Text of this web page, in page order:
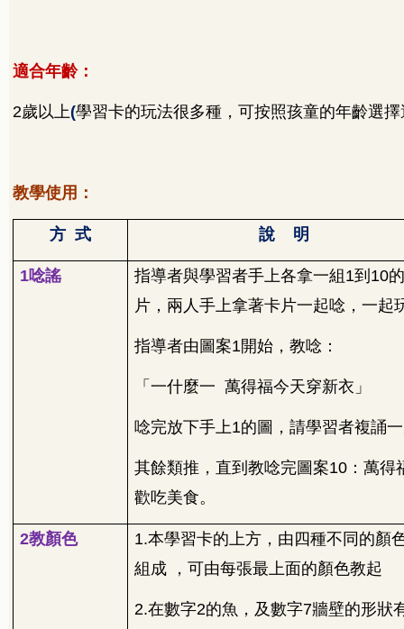
適合年齡：
2歲以上(學習卡的玩法很多種，可按照孩童的年齡選
教學使用：
方 式 說 明
1唸謠 指導者與學習者手上各拿一組 1到 10
片，兩人手上拿著卡片一起唸，一起
指導者由圖案1開始，教唸：
「一什麼一 萬得福今天穿新衣」
唸完放下手上1的圖，請學習者複誦
其餘類推，直到教唸完圖案10 ：萬得
歡吃美食。
2教顏色 1.本學習卡的上方，由四種不同的顏
組成
，可由每張最上面的顏色教起
2.在數字2的魚，及數字7牆壁的形狀